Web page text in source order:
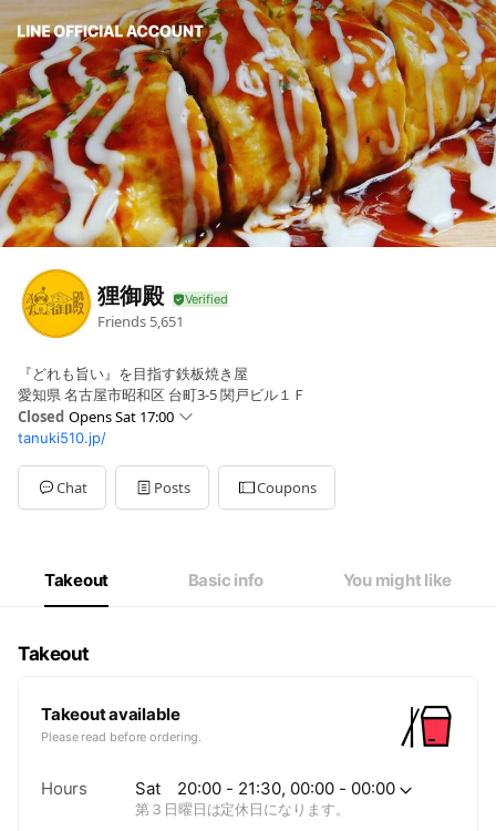
狸御殿
Friends 5,651
『どれも旨い』を目指す鉄板焼き屋
愛知県 名古屋市昭和区 台町3-5 関戸ビル１Ｆ
Closed Opens Sat 17:00
Sun17:00 - 22:00
MonClosed
Tue17:00 - 23:00
Wed17:00 - 23:00
定休日は月曜日と第３日曜日
tanuki510.jp/
Chat Posts Coupons
Takeout Basic info You might like
Takeout
Takeout available
Please read before ordering.
Hours Sat 20:00 - 21:30, 00:00 - 00:00
第３日曜日は定休日になります。